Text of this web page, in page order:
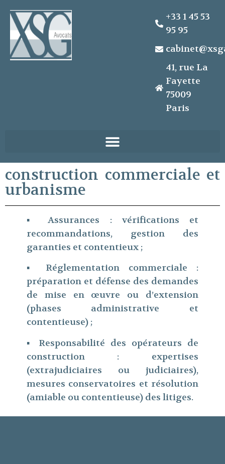
+33 1 45 53
95 95
41, rue La
Fayette
75009
Paris
construction commerciale et
urbanisme
▪ Assurances : vérifications et
recommandations, gestion des
garanties et contentieux ;
▪ Réglementation commerciale :
préparation et défense des demandes
de mise en œuvre ou d’extension
(phases administrative et
contentieuse) ;
▪ Responsabilité des opérateurs de
construction : expertises
(extrajudiciaires ou judiciaires),
mesures conservatoires et résolution
(amiable ou contentieuse) des litiges.